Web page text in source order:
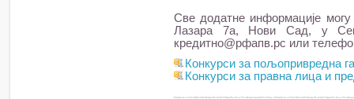
Све додатне информације
Лазара 7а, Нови Сад, у
кредитно@рфапв.рс или
Конкурси за пољопривредна
Конкурси за правна лица и